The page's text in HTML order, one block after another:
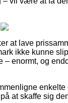
at lave
ikke kunne
enormt, og
at skaffe sig